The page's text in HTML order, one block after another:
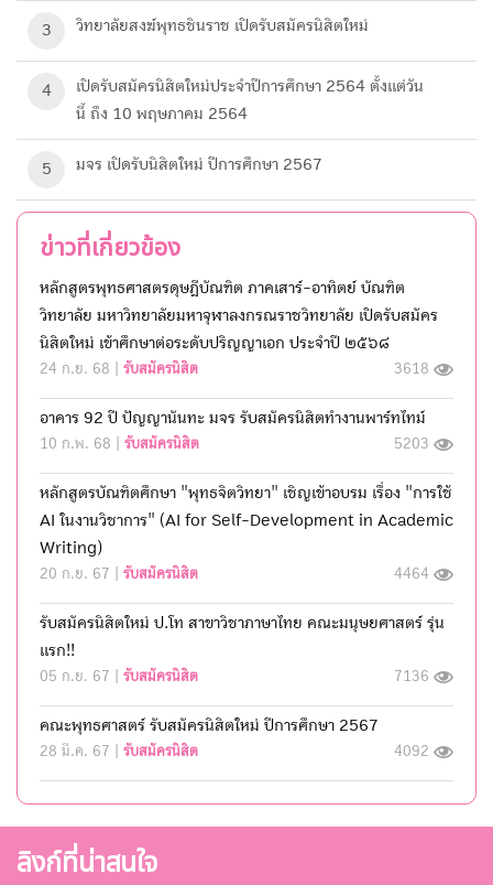
3 วิทยาลัยสงฆ์พุทธชินราช เปิดรับสมัครนิสิตใหม่
4
เปิดรับสมัครนิสิตใหม่ประจำปีการศึกษา 2564 ตั้งแต่วัน
นี้ ถึง 10 พฤษภาคม 2564
5 มจร เปิดรับนิสิตใหม่ ปีการศึกษา 2567
ข่าวที่เกี่ยวข้อง
หลักสูตรพุทธศาสตรดุษฎีบัณฑิต ภาคเสาร์-อาทิตย์ บัณฑิต
วิทยาลัย มหาวิทยาลัยมหาจุฬาลงกรณราชวิทยาลัย เปิดรับสมัคร
นิสิตใหม่ เข้าศึกษาต่อระดับปริญญาเอก ประจำปี ๒๕๖๘
24 ก.ย. 68 | รับสมัครนิสิต 3618
อาคาร 92 ปี ปัญญานันทะ มจร รับสมัครนิสิตทำงานพาร์ทไทม์
10 ก.พ. 68 | รับสมัครนิสิต 5203
หลักสูตรบัณฑิตศึกษา "พุทธจิตวิทยา" เชิญเข้าอบรม เรื่อง "การใช้
AI ในงานวิชาการ" (AI for Self-Development in Academic
Writing)
20 ก.ย. 67 | รับสมัครนิสิต 4464
รับสมัครนิสิตใหม่ ป.โท สาขาวิชาภาษาไทย คณะมนุษยศาสตร์ รุ่น
แรก!!
05 ก.ย. 67 | รับสมัครนิสิต 7136
คณะพุทธศาสตร์ รับสมัครนิสิตใหม่ ปีการศึกษา 2567
28 มี.ค. 67 | รับสมัครนิสิต 4092
ลิงก์ที่น่าสนใจ